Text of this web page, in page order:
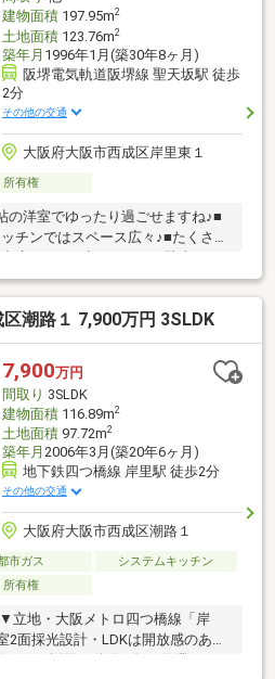
建物面積197.95m2
土地面積123.76m2
築年月 1996年1月(築30年8ヶ月)
阪堺電気軌道阪堺線 聖天坂駅 徒歩
2分
その他の交通
大阪府大阪市西成区岸里東１
所有権
の洋室でゆったり過ごせますね♪■
チンではスペース広々♪■たくさん
ニまで徒歩約3分・スーパーまで
分・郵便局まで徒歩約6分天下茶屋
通いやすい距離♪公園も近く、子
の他、周辺には生活に便利な施設
てみませんか♪ 住宅ローンや資金
い！お気軽にお問合せください！
潮路１ 7,900万円 3SLDK
7,900万円
間取り 3SLDK
建物面積116.89m2
土地面積97.72m2
築年月 2006年3月(築20年6ヶ月)
地下鉄四つ橋線 岸里駅 徒歩2分
その他の交通
大阪府大阪市西成区潮路１
市ガス
システムキッチン
所有権
立地・大阪メトロ四つ橋線「岸
面採光設計・LDKは開放感のある